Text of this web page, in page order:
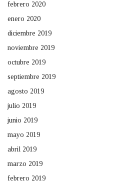
febrero 2020
enero 2020
diciembre 2019
noviembre 2019
octubre 2019
septiembre 2019
agosto 2019
julio 2019
junio 2019
mayo 2019
abril 2019
marzo 2019
febrero 2019